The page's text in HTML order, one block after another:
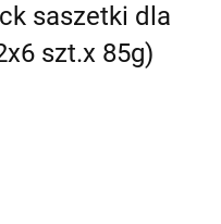
saszetki dla
szt.x 85g)